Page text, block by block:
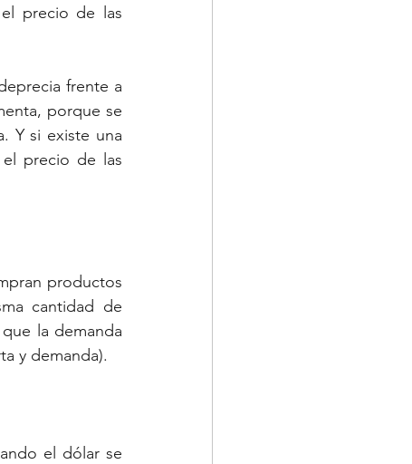
precio de las
frente a
porque se
Y si existe una
precio de las
productos
cantidad de
la demanda
y demanda).
el dólar se